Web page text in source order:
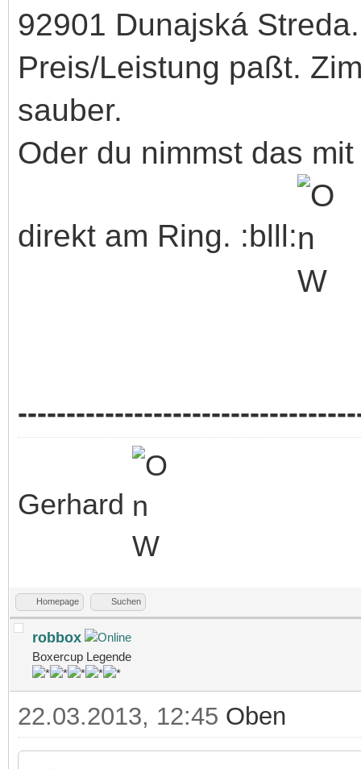
92901 Dunajská
Preis/Leistung paßt.
sauber.
Oder du nimmst das
direkt am Ring. :blll:
Gerhard
Homepage Suchen
robbox
Boxercup Legende
22.03.2013, 12:45 Oben